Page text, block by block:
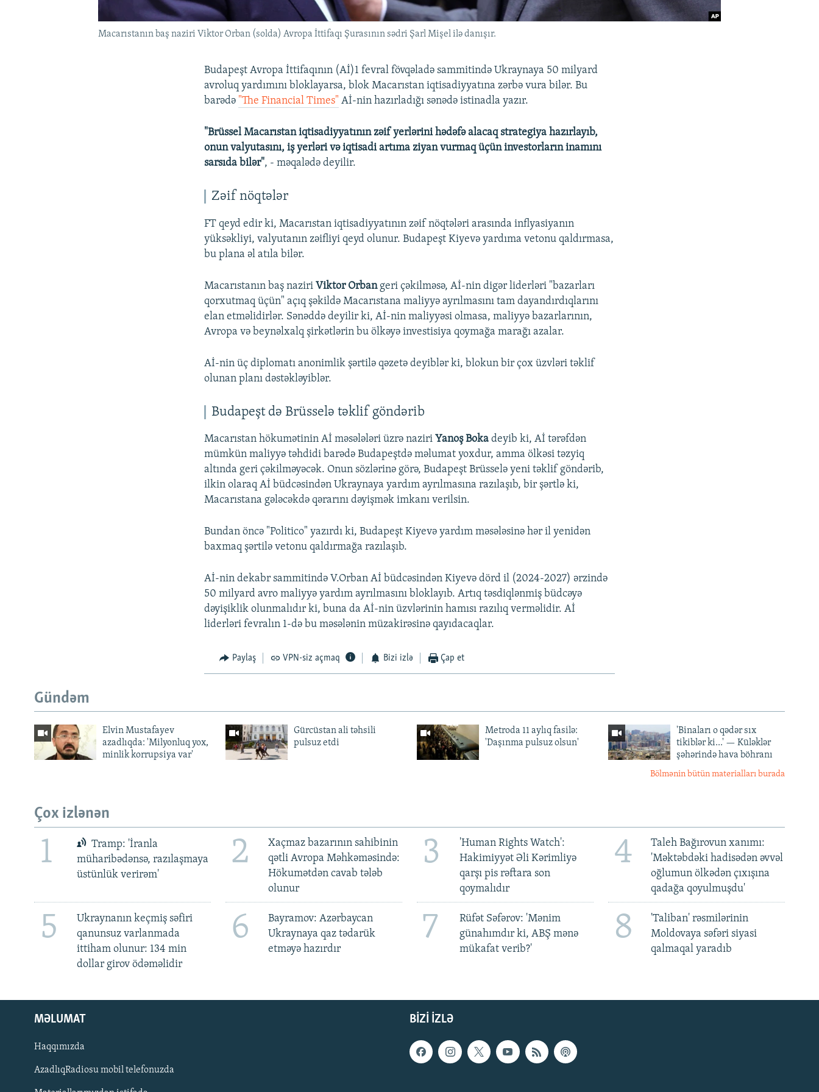
Macarıstanın baş naziri Viktor Orban (solda) Avropa İttifaqı Şurasının sədri Şarl Mişel ilə danışır.
Budapeşt Avropa İttifaqının (Aİ)1 fevral fövqəladə sammitində Ukraynaya 50 milyard
avroluq yardımını bloklayarsa, blok Macarıstan iqtisadiyyatına zərbə vura bilər. Bu
barədə "The Financial Times" Aİ-nin hazırladığı sənədə istinadla yazır.
"Brüssel Macarıstan iqtisadiyyatının zəif yerlərini hədəfə alacaq strategiya hazırlayıb,
onun valyutasını, iş yerləri və iqtisadi artıma ziyan vurmaq üçün investorların inamını
sarsıda bilər", - məqalədə deyilir.
Zəif nöqtələr
FT qeyd edir ki, Macarıstan iqtisadiyyatının zəif nöqtələri arasında inflyasiyanın
yüksəkliyi, valyutanın zəifliyi qeyd olunur. Budapeşt Kiyevə yardıma vetonu qaldırmasa,
bu plana əl atıla bilər.
Macarıstanın baş naziriViktor Orban geri çəkilməsə, Aİ-nin digər liderləri "bazarları
qorxutmaq üçün" açıq şəkildə Macarıstana maliyyə ayrılmasını tam dayandırdıqlarını
elan etməlidirlər. Sənəddə deyilir ki, Aİ-nin maliyyəsi olmasa, maliyyə bazarlarının,
Avropa və beynəlxalq şirkətlərin bu ölkəyə investisiya qoymağa marağı azalar.
Aİ-nin üç diplomatı anonimlik şərtilə qəzetə deyiblər ki, blokun bir çox üzvləri təklif
olunan planı dəstəkləyiblər.
Budapeşt də Brüsselə təklif göndərib
Macarıstan hökumətinin Aİ məsələləri üzrə naziri Yanoş Boka deyib ki, Aİ tərəfdən
mümkün maliyyə təhdidi barədə Budapeştdə məlumat yoxdur, amma ölkəsi təzyiq
altında geri çəkilməyəcək. Onun sözlərinə görə, Budapeşt Brüsselə yeni təklif göndərib,
ilkin olaraq Aİ büdcəsindən Ukraynaya yardım ayrılmasına razılaşıb, bir şərtlə ki,
Macarıstana gələcəkdə qərarını dəyişmək imkanı verilsin.
Bundan öncə "Politico" yazırdı ki, Budapeşt Kiyevə yardım məsələsinə hər il yenidən
baxmaq şərtilə vetonu qaldırmağa razılaşıb.
Aİ-nin dekabr sammitində V.Orban Aİ büdcəsindən Kiyevə dörd il (2024-2027) ərzində
50 milyard avro maliyyə yardım ayrılmasını bloklayıb. Artıq təsdiqlənmiş büdcəyə
dəyişiklik olunmalıdır ki, buna da Aİ-nin üzvlərinin hamısı razılıq verməlidir. Aİ
liderləri fevralın 1-də bu məsələnin müzakirəsinə qayıdacaqlar.
Paylaş VPN-siz açmaq Bizi izlə Çap et
Gündəm
Elvin Mustafayev
azadlıqda: 'Milyonluq yox,
minlik korrupsiya var'
Gürcüstan ali təhsili
pulsuz etdi
Metroda 11 aylıq fasilə:
'Daşınma pulsuz olsun'
'Binaları o qədər sıx
tikiblər ki...' — Küləklər
şəhərində hava böhranı
Bölmənin bütün materialları burada
Çox izlənən
1
Tramp: 'İranla
müharibədənsə, razılaşmaya
üstünlük verirəm'
2
Xaçmaz bazarının sahibinin
qətli Avropa Məhkəməsində:
Hökumətdən cavab tələb
olunur
3
'Human Rights Watch':
Hakimiyyət Əli Kərimliyə
qarşı pis rəftara son
qoymalıdır
4
Taleh Bağırovun xanımı:
'Məktəbdəki hadisədən əvvəl
oğlumun ölkədən çıxışına
qadağa qoyulmuşdu'
5
Ukraynanın keçmiş səfiri
qanunsuz varlanmada
ittiham olunur: 134 min
dollar girov ödəməlidir
6
Bayramov: Azərbaycan
Ukraynaya qaz tədarük
etməyə hazırdır
7
Rüfət Səfərov: 'Mənim
günahımdır ki, ABŞ mənə
mükafat verib?'
8
'Taliban' rəsmilərinin
Moldovaya səfəri siyasi
qalmaqal yaradıb
BIZI IZLƏ
MƏLUMAT
Haqqımızda
AzadlıqRadiosu mobil telefonuzda